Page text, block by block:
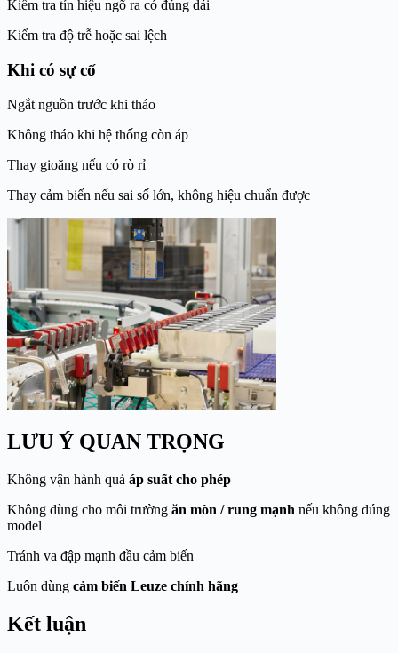
Kiểm tra tín hiệu ngõ ra có đúng dải
Kiểm tra độ trễ hoặc sai lệch
Khi có sự cố
Ngắt nguồn trước khi tháo
Không tháo khi hệ thống còn áp
Thay gioăng nếu có rò rỉ
Thay cảm biến nếu sai số lớn, không hiệu chuẩn được
LƯU Ý QUAN TRỌNG
Không vận hành quá áp suất cho phép
Không dùng cho môi trường ăn mòn / rung mạnh nếu không đúng
model
Tránh va đập mạnh đầu cảm biến
Luôn dùng cảm biến Leuze chính hãng
Kết luận